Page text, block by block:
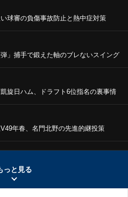
球審の負傷事故防止と熱中症対策
」 捕手で鍛えた軸のブレないスイング
旋 日ハム、ドラフト6位指名の裏事情
49年春、名門北野の先進的継投策
経験者が語る「怖さ」と「達観」
っと見る